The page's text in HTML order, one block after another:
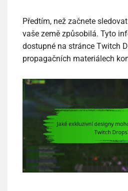
Předtím, než začnete
vaše země způsobilá. Tyto
dostupné na stránce Twitch
propagačních materiálech